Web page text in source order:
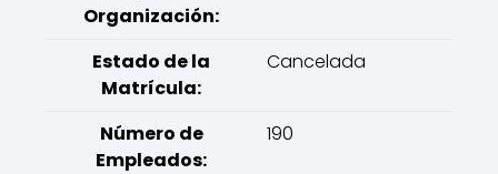
Organización:
Estado de la
Matrícula:
Cancelada
Número de
Empleados:
190